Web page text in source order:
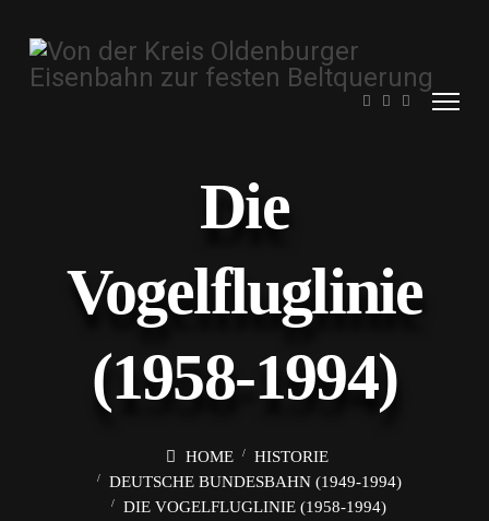
Die
Vogelfluglinie
(1958-1994)
HOME
HISTORIE
DEUTSCHE BUNDESBAHN (1949-1994)
DIE VOGELFLUGLINIE (1958-1994)